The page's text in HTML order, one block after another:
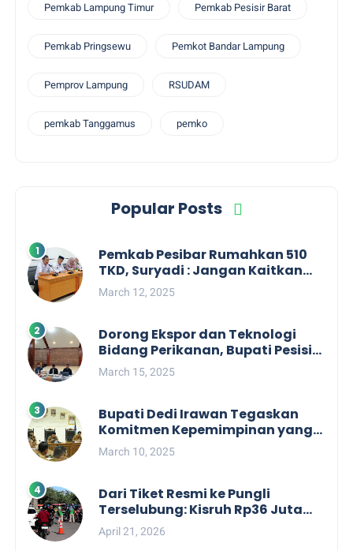
Pemkab Lampung Timur Pemkab Pesisir Barat
Pemkab Pringsewu Pemkot Bandar Lampung
Pemprov Lampung RSUDAM
pemkab Tanggamus pemko
Popular Posts
Pemkab Pesibar Rumahkan 510
TKD, Suryadi : Jangan Kaitkan
Dengan Kepentingan Politik
March 12, 2025
Dorong Ekspor dan Teknologi
Bidang Perikanan, Bupati Pesisir
Barat Audiensi Terkait Sister City
March 15, 2025
Bupati Dedi Irawan Tegaskan
Komitmen Kepemimpinan yang
Berpihak kepada Masyarakat
dalam Rapat Koordinasi OPD
March 10, 2025
Dari Tiket Resmi ke Pungli
Terselubung: Kisruh Rp36 Juta
Pengelolaan Tiket Pantai
Labuhan Jukung
April 21, 2026